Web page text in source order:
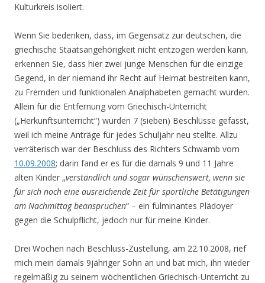
Kulturkreis isoliert.
Wenn Sie bedenken, dass, im Gegensatz zur deutschen, die
griechische Staatsangehörigkeit nicht entzogen werden kann,
erkennen Sie, dass hier zwei junge Menschen für die einzige
Gegend, in der niemand ihr Recht auf Heimat bestreiten kann,
zu Fremden und funktionalen Analphabeten gemacht wurden.
Allein für die Entfernung vom Griechisch-Unterricht
(„Herkunftsunterricht“) wurden 7 (sieben) Beschlüsse gefasst,
weil ich meine Anträge für jedes Schuljahr neu stellte. Allzu
verräterisch war der Beschluss des Richters Schwamb vom
10.09.2008; darin fand er es für die damals 9 und 11 Jahre
alten Kinder „verständlich und sogar wünschenswert, wenn sie
für sich noch eine ausreichende Zeit für sportliche Betätigungen
am Nachmittag beanspruchen“ – ein fulminantes Plädoyer
gegen die Schulpflicht, jedoch nur für meine Kinder.
Drei Wochen nach Beschluss-Zustellung, am 22.10.2008, rief
mich mein damals 9jähriger Sohn an und bat mich, ihn wieder
regelmäßig zu seinem wöchentlichen Griechisch-Unterricht zu